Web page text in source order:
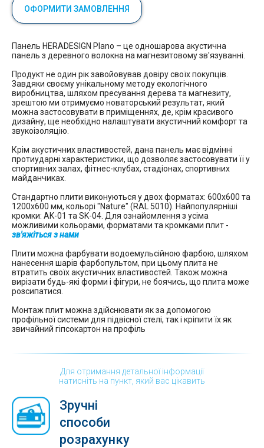
ОФОРМИТИ ЗАМОВЛЕННЯ
Панель HERADESIGN Plano – це одношарова акустична
панель з деревного волокна на магнезитовому зв'язуванні.
Продукт не один рік завойовував довіру своїх покупців.
Завдяки своєму унікальному методу екологічного
виробництва, шляхом пресування дерева та магнезиту,
зрештою ми отримуємо новаторський результат, який
можна застосовувати в приміщеннях, де, крім красивого
дизайну, ще необхідно налаштувати акустичний комфорт та
звукоізоляцію.
Крім акустичних властивостей, дана панель має відмінні
протиударні характеристики, що дозволяє застосовувати її у
спортивних залах, фітнес-клубах, стадіонах, спортивних
майданчиках.
Стандартно плити виконуються у двох форматах: 600х600 та
1200х600 мм, кольорі "Nature" (RAL 5010). Найпопулярніші
кромки: AK-01 та SK-04. Для ознайомлення з усіма
можливими кольорами, форматами та кромками плит -
зв'яжіться з нами
Плити можна фарбувати водоемульсійною фарбою, шляхом
нанесення шарів фарбопультом, при цьому плита не
втратить своїх акустичних властивостей. Також можна
вирізати будь-які форми і фігури, не боячись, що плита може
розсипатися.
Монтаж плит можна здійснювати як за допомогою
профільної системи для підвісної стелі, так і кріпити їх як
звичайний гіпсокартон на профіль
Для отримання детальної інформації
натисніть на пункт, який вас цікавить
Зручні
способи
розрахунку